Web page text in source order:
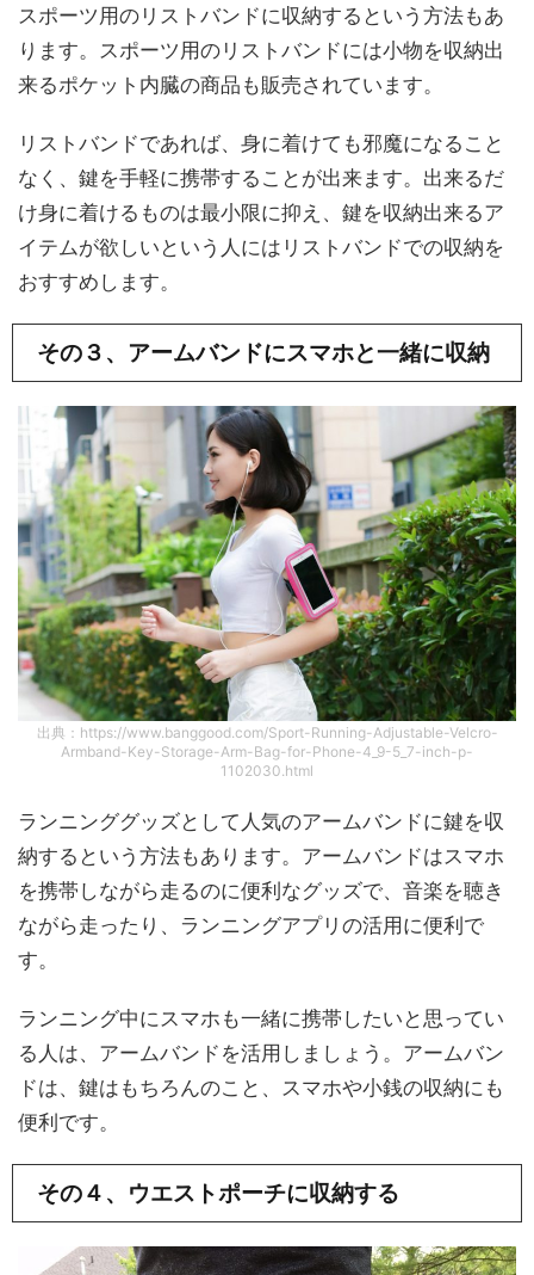
スポーツ用のリストバンドに収納するという方法もあ
ります。スポーツ用のリストバンドには小物を収納出
来るポケット内臓の商品も販売されています。
リストバンドであれば、身に着けても邪魔になること
なく、鍵を手軽に携帯することが出来ます。出来るだ
け身に着けるものは最小限に抑え、鍵を収納出来るア
イテムが欲しいという人にはリストバンドでの収納を
おすすめします。
その３、アームバンドにスマホと一緒に収納
出典：https://www.banggood.com/Sport-Running-Adjustable-Velcro-
Armband-Key-Storage-Arm-Bag-for-Phone-4_9-5_7-inch-p-
1102030.html
ランニンググッズとして人気のアームバンドに鍵を収
納するという方法もあります。アームバンドはスマホ
を携帯しながら走るのに便利なグッズで、音楽を聴き
ながら走ったり、ランニングアプリの活用に便利で
す。
ランニング中にスマホも一緒に携帯したいと思ってい
る人は、アームバンドを活用しましょう。アームバン
ドは、鍵はもちろんのこと、スマホや小銭の収納にも
便利です。
その４、ウエストポーチに収納する